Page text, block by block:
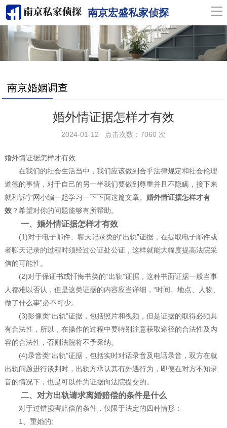
南京宏盛私家侦探
导
网站首页
南京侦探
服务范围
新闻中心
联系我们
南京婚姻调查
婚外情证据怎样才有效
2024-01-12 点击次数：7060 次
婚外情证据怎样才有效
在我们的社会生活当中，我们应该做到合乎法律规定和社会伦理
道德的事情，对于自己的另一半我们要做到尊重并且不隐瞒，接下来
就和诉宁网小编一起学习一下下面这篇文章。 婚外情证据怎样才有
效？希望对你的问题能够有所帮助。
一、婚外情证据怎样才有效
(1)对于电子邮件、聊天记录类的“出轨”证据，在提取电子邮件或
者聊天记录的过程时须经过公证处公证，这样就能大幅度提高法院采
信的可能性。
(2)对于保证书或忏悔书类的“出轨”证据，这种书面证据一般当事
人都难以否认，但是这类证据的内容应当详细，“时间、地点、人物、
做了什么事”必不可少。
(3)影像类“出轨”证据，包括照片和视频，但是证据的取得必须具
有合法性，所以，在操作的过程中要特别注意获取途径的合法性及内
容的合法性，否则法院将不予采纳。
(4)录音类“出轨”证据，包括实时对话录音及电话录音，双方在就
出轨问题进行谈判时，出轨方承认其有外遇行为，即便在对方不知录
音的情况下，也是可以作为证据向法院提交的。
二、对方出轨请求离婚赔偿的条件是什么
对于过错损害赔偿的条件，仅限于法定的四种情形：
1、重婚的;